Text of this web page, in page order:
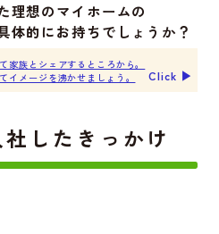
理想のマイホームの
体的にお持ちでしょうか？
家族とシェアするところから。
イメージを沸かせましょう。
Click ▶︎
したきっかけ